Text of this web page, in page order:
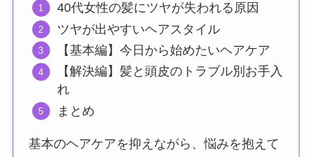
40代女性の髪にツヤが失われる原因
ツヤが出やすいヘアスタイル
【基本編】今日から始めたいヘアケア
【解決編】髪と頭皮のトラブル別お手入
れ
まとめ
基本のヘアケアを抑えながら、悩みを抱えて